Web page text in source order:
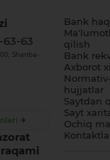
63-63
Shanba-
Bank
qilish
Bank
Axborot
hujjatlar
Saytdan
Sayt
Ochiq